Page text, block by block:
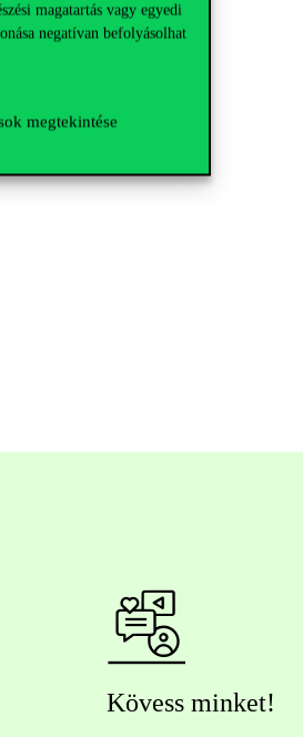
magatartás vagy egyedi
negatívan befolyásolhat
megtekintése
Kövess minket!